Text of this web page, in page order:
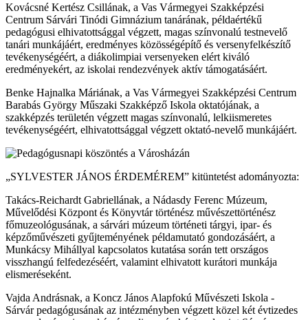
Kovácsné Kertész Csillának, a Vas Vármegyei Szakképzési
Centrum Sárvári Tinódi Gimnázium tanárának, példaértékű
pedagógusi elhivatottsággal végzett, magas színvonalú testnevelő
tanári munkájáért, eredményes közösségépítő és versenyfelkészítő
tevékenységéért, a diákolimpiai versenyeken elért kiváló
eredményekért, az iskolai rendezvények aktív támogatásáért.
Benke Hajnalka Máriának, a Vas Vármegyei Szakképzési Centrum
Barabás György Műszaki Szakképző Iskola oktatójának, a
szakképzés területén végzett magas színvonalú, lelkiismeretes
tevékenységéért, elhivatottsággal végzett oktató-nevelő munkájáért.
„SYLVESTER JÁNOS ÉRDEMÉREM” kitüntetést adományozta:
Takács-Reichardt Gabriellának, a Nádasdy Ferenc Múzeum,
Művelődési Központ és Könyvtár történész művészettörténész
főmuzeológusának, a sárvári múzeum történeti tárgyi, ipar- és
képzőművészeti gyűjteményének példamutató gondozásáért, a
Munkácsy Mihállyal kapcsolatos kutatása során tett országos
visszhangú felfedezéséért, valamint elhivatott kurátori munkája
elismeréseként.
Vajda Andrásnak, a Koncz János Alapfokú Művészeti Iskola -
Sárvár pedagógusának az intézményben végzett közel két évtizedes